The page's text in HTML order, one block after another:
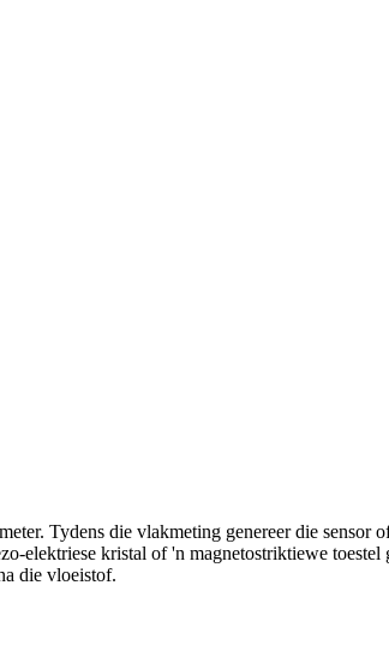
Tydens die vlakmeting genereer die sensor
elektriese kristal of 'n magnetostriktiewe
die vloeistof.